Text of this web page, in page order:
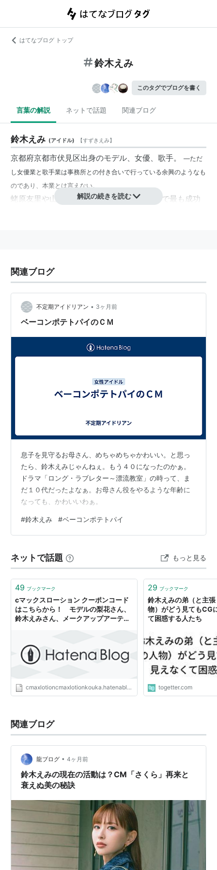
はてなブログ トップ
鈴木えみ
このタグでブログを書く
言葉の解説 ネットで話題 関連ブログ
鈴木えみ (アイドル) 【すずきえみ】
京都府京都市伏見区出身のモデル、女優、歌手。―ただ
し女優業と歌手業は事務所との付き合いで行っている余興のようなも
のであり、本業とは言えない。
蛯原友里や山田優と並んで2000年代の日本で最も成功
1990年代後半から2000年代前半に掛けての「セブンテ
ィーン」で頂点を張ったのちに、自身のために創刊され
た雑誌である「 PINKY」へと移行。「PINKY」は創刊号
の表紙からして鈴木えみであり、ほぼ鈴木えみ尽くしの
雑誌となった。唯一、佐々木希がこの雑誌の新星として
フィーチャーされたものの、この牙城を崩すには至らな
metabolism / Giga-metabolism)と形容される抜群の代謝能力
2013年2月15日、「みなさまへ」と題したブログタイト
ルで、14日に1歳年上の一般男性と入籍したことを発
表。
2013年10月7日、第1子となる女児を出産。
Little Bit - 鈴木 えみ オフィシャルブログ みなさまへ
プロフィール
出身地：京都府。生まれは中華人民共和国上海市。中国
にいた頃の写真は流出済み(Emi Suzuki as a kid)、子供
の頃から既に「鈴木えみ」の貫禄満点なのであった。
愛称：えみちぃ、えみねぇ、うーちゃん、ヒョードル
身長：168cm (ただしこれはデビュー時から一切更新さ
れていないデータ；すなわちデビュー時の身長であり、
実際には、相棒の榮倉奈々と同じく、170cmを大きく超
えている)
体重：43 kg
サイズ：B82(B) W58 H86
スターダストプロモーション所属。
資生堂マシェリのCMに出演中。
ドラマ
反乱のボヤージュ（2001年、テレビ朝日）
ロング・ラブレター〜漂流教室〜（2002年、フジテレ
ビ）
ランチの女王（2002年、フジテレビ）
ウォーターボーイズ2（2004年、フジテレビ）
ナニワ金融道・６―新春ドラマスペシャル（2005年1
月、フジテレビ）
解説の続きを読む
関連ブログ
不定期アイドリアン • 3ヶ月前
ベーコンポテトパイのＣＭ
息子を見守るお母さん、めちゃめちゃかわいい。と思っ
たら、鈴木えみじゃんねぇ。もう４０になったのかぁ。
ドラマ「ロング・ラブレター～漂流教室」の時って、ま
だ１０代だったよなぁ。お母さん役をやるような年齢に
なっても、かわいいわぁ。
#鈴木えみ #ベーコンポテトパイ
ネットで話題 もっと見る
49 ブックマーク
cマックスローション クーポンコード
はこちらから！ モデルの梨花さん、
鈴木えみさん、メークアップアーティ
ー�
cmaxlotioncmaxlotionkouka.hatenablog.com
29 ブックマーク
鈴木えみの弟（と主
物）がどう見てもCG
て困惑する人たち
togetter.com
関連ブログ
龍ブログ • 4ヶ月前
鈴木えみの現在の活動は？CM「さくら」再来と
衰えぬ美の秘訣